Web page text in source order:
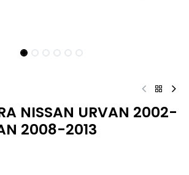
NISSAN URVAN 2002-
2008-2013